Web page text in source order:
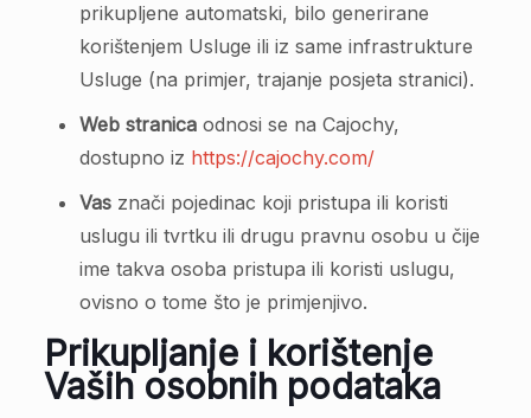
prikupljene automatski, bilo generirane
korištenjem Usluge ili iz same infrastrukture
Usluge (na primjer, trajanje posjeta stranici).
Web stranicaodnosi se na Cajochy,
dostupno iz https://cajochy.com/
Vasznači pojedinac koji pristupa ili koristi
uslugu ili tvrtku ili drugu pravnu osobu u čije
ime takva osoba pristupa ili koristi uslugu,
ovisno o tome što je primjenjivo.
Prikupljanje i korištenje
Vaših osobnih podataka